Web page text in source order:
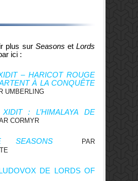
plus sur Seasons etLords
ici :
– HARICOT ROUGE
À LA CONQUÊTE
UMBERLING
: L’HIMALAYA DE
CORMYR
SEASONS
PAR
DE LORDS OF